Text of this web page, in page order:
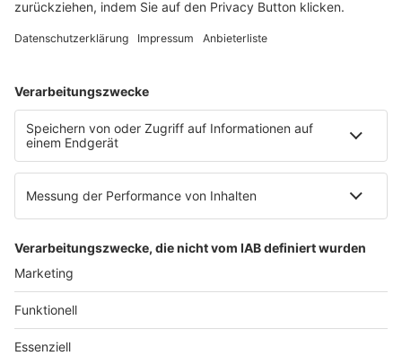
E-Mail:info@ruw.de
Web:https://www.ruw.de
AGB
Datenschutzerklärung
Genderhinweis
Cookie-Einstellungen